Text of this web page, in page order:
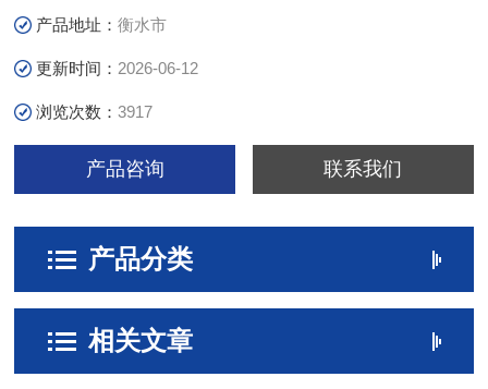
产品地址：衡水市
更新时间： 2026-06-12
浏览次数：3917
产品咨询 联系我们
产品分类
相关文章